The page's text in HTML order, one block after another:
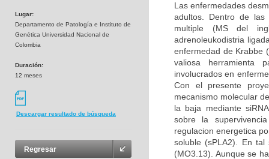
Lugar:
Departamento de Patología e Instituto de
Genética Universidad Nacional de
Colombia
Duración:
12 meses
Descargar resultado de búsqueda
Regresar
Las enfermedades
adultos. Dentro de las
multiple (MS del
adrenoleukodistria
enfermedad de Krabbe
valiosa herramienta
involucrados en
Con el presente
mecanismo molecular
la baja mediante
sobre la
regulacion energetica
soluble (sPLA2). En
(MO3.13). Aunque se